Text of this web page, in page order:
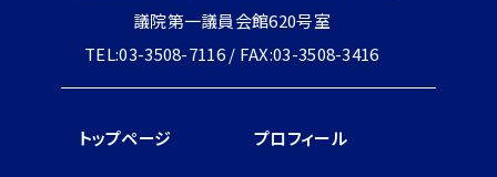
議院第一議員会館620号室
TEL:03-3508-7116 / FAX:03-3508-3416
トップページ プロフィール